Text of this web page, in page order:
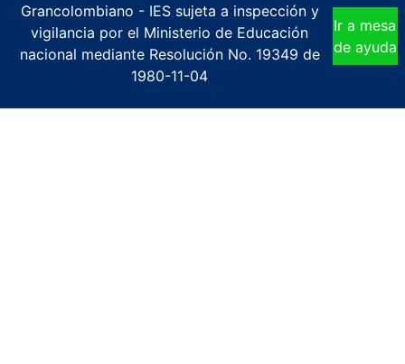
Grancolombiano - IES sujeta a inspección y
vigilancia por el Ministerio de Educación
nacional mediante Resolución No. 19349 de
1980-11-04
Ir a mesa
de ayuda